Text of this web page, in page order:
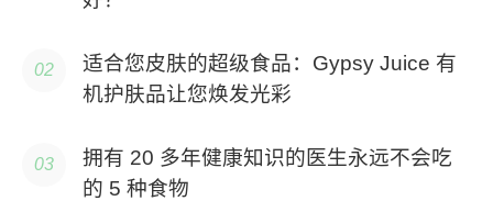
适合您皮肤的超级食品：Gypsy Juice 有
机护肤品让您焕发光彩
拥有 20 多年健康知识的医生永远不会吃
的 5 种食物